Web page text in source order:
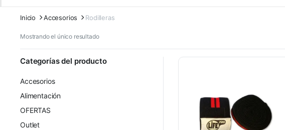
Inicio Accesorios Rodilleras
Mostrando el único resultado
Categorías del producto
Accesorios
Alimentación
OFERTAS
Outlet